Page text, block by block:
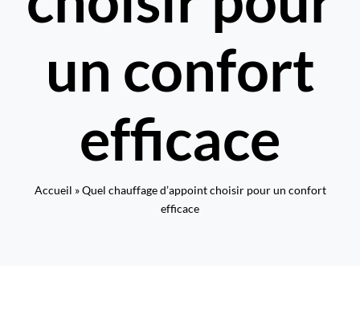
Rechercher:
Nous contacter : 04 72 48 02 18
un confort
efficace
Accueil »Quel chauffage d’appoint choisir pour un confort
efficace